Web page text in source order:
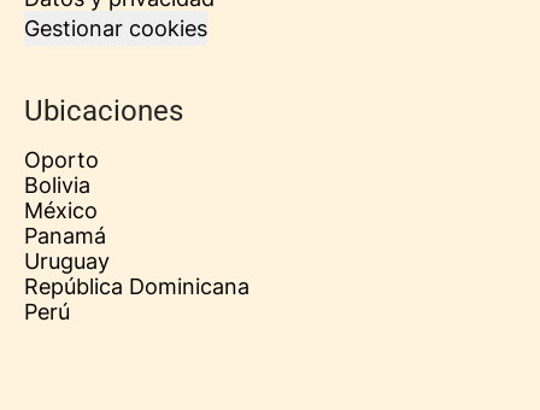
Gestionar cookies
Ubicaciones
Oporto
Bolivia
México
Panamá
Uruguay
República Dominicana
Perú